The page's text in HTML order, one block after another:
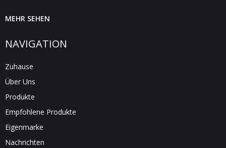
MEHR SEHEN
NAVIGATION
Zuhause
Über Uns
Produkte
Empfohlene Produkte
Eigenmarke
Nachrichten